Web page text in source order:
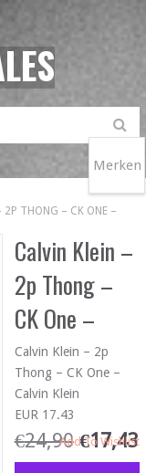
2P THONG – CK ONE –
Calvin Klein –
2p Thong –
CK One –
Calvin Klein – 2p
Thong – CK One –
Calvin Klein
EUR 17.43
€24,90 €17,43
Add To Wishlist
Merken